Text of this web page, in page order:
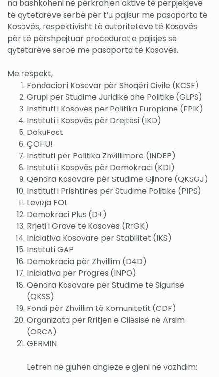
na bashkoheni në përkrahjen aktive të përpjekjeve
të qytetarëve serbë për t’u pajisur me pasaporta të
Kosovës, respektivisht të autoriteteve të Kosovës
për të përshpejtuar procedurat e pajisjes së
qytetarëve serbë me pasaporta të Kosovës.
Me respekt,
Fondacioni Kosovar për Shoqëri Civile (KCSF)
Grupi për Studime Juridike dhe Politike (GLPS)
Instituti i Kosovës për Politika Europiane (EPIK)
Instituti i Kosovës për Drejtësi (IKD)
DokuFest
ÇOHU!
Instituti për Politika Zhvillimore (INDEP)
Instituti i Kosovës për Demokraci (KDI)
Qendra Kosovare për Studime Gjinore (QKSGJ)
Instituti i Prishtinës për Studime Politike (PIPS)
Lëvizja FOL
Demokraci Plus (D+)
Rrjeti i Grave të Kosovës (RrGK)
Iniciativa Kosovare për Stabilitet (IKS)
Instituti GAP
Demokracia për Zhvillim (D4D)
Iniciativa për Progres (INPO)
Qendra Kosovare për Studime të Sigurisë
(QKSS)
Fondi për Zhvillim të Komunitetit (CDF)
Organizata për Rritjen e Cilësisë në Arsim
(ORCA)
GERMIN
Letrën në gjuhën angleze e gjeni në vazhdim: